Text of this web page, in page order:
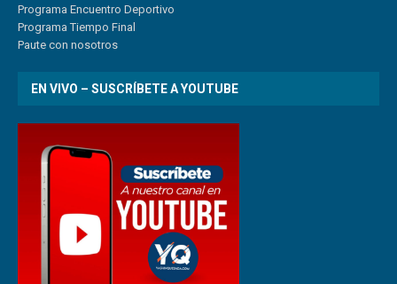
Programa Encuentro Deportivo
Programa Tiempo Final
Paute con nosotros
EN VIVO – SUSCRÍBETE A YOUTUBE